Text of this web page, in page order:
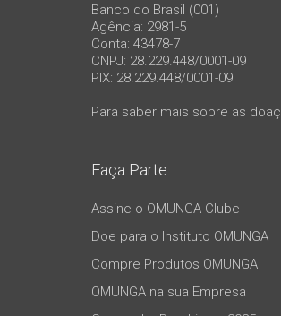
Banco do Brasil (001)
Agência: 2981-5
Conta: 43478-7
CNPJ: 28.229.448/0001-09
PIX: 28.229.448/0001-09
Para saber mais sobre as
Faça Parte
Assine o OMUNGA Clube
Doe para o Instituto OMUNGA
Compre Produtos OMUNGA
OMUNGA na sua Empresa